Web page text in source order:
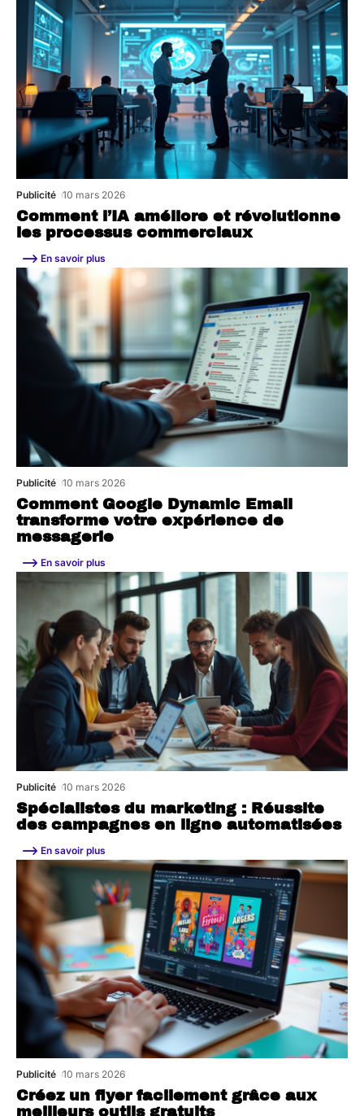
Comment l’IA améliore et révolutionne
les processus commerciaux
Publicité 10 mars 2026
En savoir plus
Comment Google Dynamic Email
transforme votre expérience de
messagerie
Publicité 10 mars 2026
En savoir plus
Spécialistes du marketing : Réussite
des campagnes en ligne automatisées
Publicité 10 mars 2026
En savoir plus
Créez un flyer facilement grâce aux
meilleurs outils gratuits
Publicité 10 mars 2026